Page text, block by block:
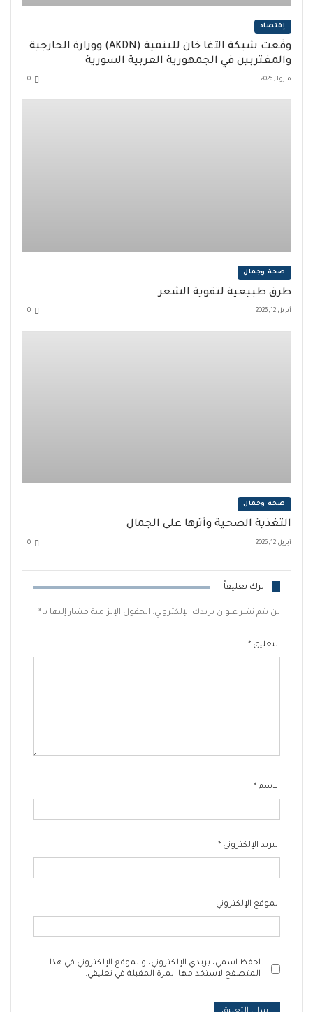
إقتصاد
وقّعت شبكة الآغا خان للتنمية (AKDN) ووزارة الخارجية
والمغتربين في الجمهورية العربية السورية
مايو 3, 2026 0
صحة وجمال
طرق طبيعية لتقوية الشعر
أبريل 12, 2026 0
صحة وجمال
التغذية الصحية وأثرها على الجمال
أبريل 12, 2026 0
اترك تعليقاً
لن يتم نشر عنوان بريدك الإلكتروني. الحقول الإلزامية مشار إليها بـ *
التعليق *
الاسم *
البريد الإلكتروني *
الموقع الإلكتروني
احفظ اسمي، بريدي الإلكتروني، والموقع الإلكتروني في هذا
المتصفح لاستخدامها المرة المقبلة في تعليقي.